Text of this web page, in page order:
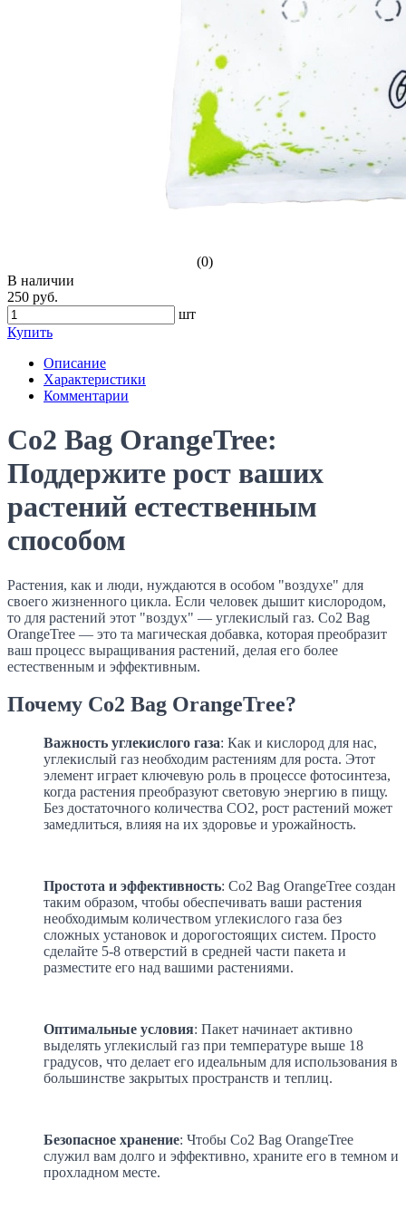
(0)
В наличии
250 руб.
шт
Купить
Описание
Характеристики
Комментарии
Co2 Bag OrangeTree:
Поддержите рост ваших
растений естественным
способом
Растения, как и люди, нуждаются в особом "воздухе" для
своего жизненного цикла. Если человек дышит кислородом,
то для растений этот "воздух" — углекислый газ. Co2 Bag
OrangeTree — это та магическая добавка, которая преобразит
ваш процесс выращивания растений, делая его более
естественным и эффективным.
Почему Co2 Bag OrangeTree?
Важность углекислого газа: Как и кислород для нас,
углекислый газ необходим растениям для роста. Этот
элемент играет ключевую роль в процессе фотосинтеза,
когда растения преобразуют световую энергию в пищу.
Без достаточного количества CO2, рост растений может
замедлиться, влияя на их здоровье и урожайность.
Простота и эффективность: Co2 Bag OrangeTree создан
таким образом, чтобы обеспечивать ваши растения
необходимым количеством углекислого газа без
сложных установок и дорогостоящих систем. Просто
сделайте 5-8 отверстий в средней части пакета и
разместите его над вашими растениями.
Оптимальные условия: Пакет начинает активно
выделять углекислый газ при температуре выше 18
градусов, что делает его идеальным для использования в
большинстве закрытых пространств и теплиц.
Безопасное хранение: Чтобы Co2 Bag OrangeTree
служил вам долго и эффективно, храните его в темном и
прохладном месте.